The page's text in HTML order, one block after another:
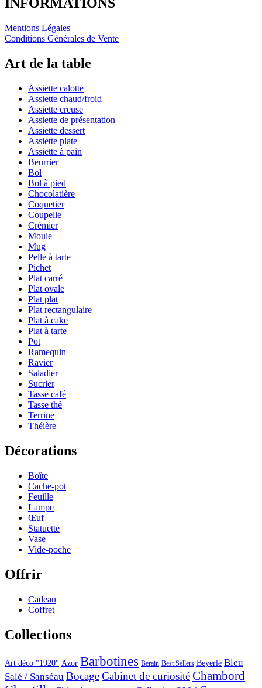
INFORMATIONS
Mentions Légales
Conditions Générales de Vente
Art de la table
Assiette calotte
Assiette chaud/froid
Assiette creuse
Assiette de présentation
Assiette dessert
Assiette plate
Assiette à pain
Beurrier
Bol
Bol à pied
Chocolatière
Coquetier
Coupelle
Crémier
Moule
Mug
Pelle à tarte
Pichet
Plat carré
Plat ovale
Plat plat
Plat rectangulaire
Plat à cake
Plat à tarte
Pot
Ramequin
Ravier
Saladier
Sucrier
Tasse café
Tasse thé
Terrine
Théière
Décorations
Boîte
Cache-pot
Feuille
Lampe
Œuf
Statuette
Vase
Vide-poche
Offrir
Cadeau
Coffret
Collections
Art déco "1920" Azor Barbotines Berain Best Sellers Beyerlé Bleu
Salé / Sanséau BocageCabinet de curiositéChambord